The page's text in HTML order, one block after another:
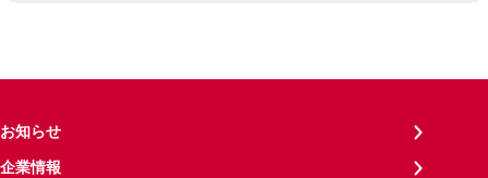
お知らせ
企業情報